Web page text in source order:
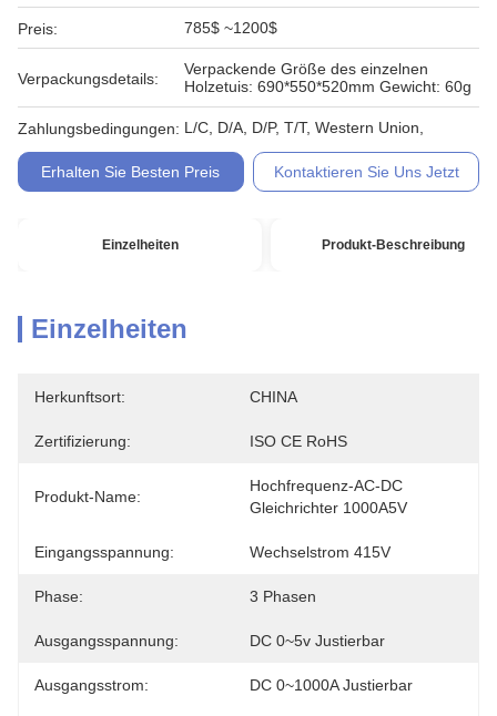
Preis: 785$ ~1200$
Verpackungsdetails:
Verpackende Größe des einzelnen
Holzetuis: 690*550*520mm Gewicht: 60g
Zahlungsbedingungen: L/C, D/A, D/P, T/T, Western Union,
Erhalten Sie Besten Preis Kontaktieren Sie Uns Jetzt
Einzelheiten Produkt-Beschreibung
Einzelheiten
Herkunftsort: CHINA
Zertifizierung: ISO CE RoHS
Produkt-Name:
Hochfrequenz-AC-DC
Gleichrichter 1000A5V
Eingangsspannung: Wechselstrom 415V
Phase: 3 Phasen
Ausgangsspannung: DC 0~5v Justierbar
Ausgangsstrom: DC 0~1000A Justierbar